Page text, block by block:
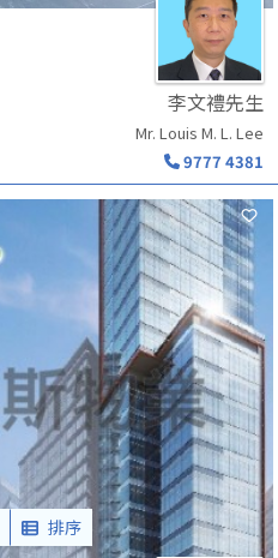
李文禮先生
Mr. Louis M. L. Lee
9777 4381
排序